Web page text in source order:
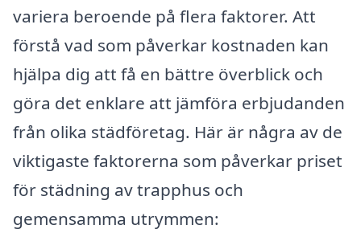
variera beroende på flera faktorer. Att
förstå vad som påverkar kostnaden kan
hjälpa dig att få en bättre överblick och
göra det enklare att jämföra erbjudanden
från olika städföretag. Här är några av de
viktigaste faktorerna som påverkar priset
för städning av trapphus och
gemensamma utrymmen: